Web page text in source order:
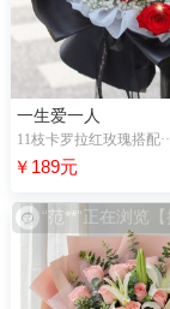
一生爱一人
11枝卡罗拉红玫瑰搭配··
￥189元